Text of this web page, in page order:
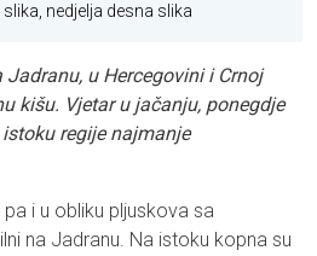
nedjelja desna slika
u Hercegovini i Crnoj
kišu. Vjetar u jačanju, ponegdje
regije najmanje
pa i u obliku pljuskova sa
na Jadranu. Na istoku kopna su